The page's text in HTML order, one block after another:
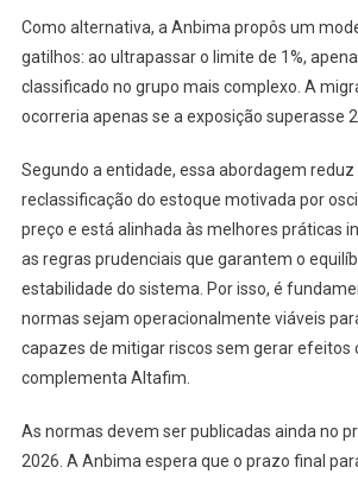
Como alternativa, a Anbima propôs um
gatilhos: ao ultrapassar o limite de 1%,
classificado no grupo mais complexo. A
ocorreria apenas se a exposição superasse
Segundo a entidade, essa abordagem reduz
reclassificação do estoque motivada por
preço e está alinhada às melhores práticas
as regras prudenciais que garantem o
estabilidade do sistema. Por isso, é
normas sejam operacionalmente viáveis
capazes de mitigar riscos sem gerar efeitos
complementa Altafim.
As normas devem ser publicadas ainda no
2026. A Anbima espera que o prazo final